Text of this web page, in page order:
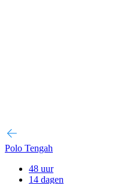
Polo Tengah
48 uur
14 dagen